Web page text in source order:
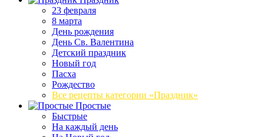
23 февраля
8 марта
День рождения
День Св. Валентина
Детский праздник
Новый год
Пасха
Рождество
Все рецепты категории «Праздник»
Простые
Быстрые
На каждый день